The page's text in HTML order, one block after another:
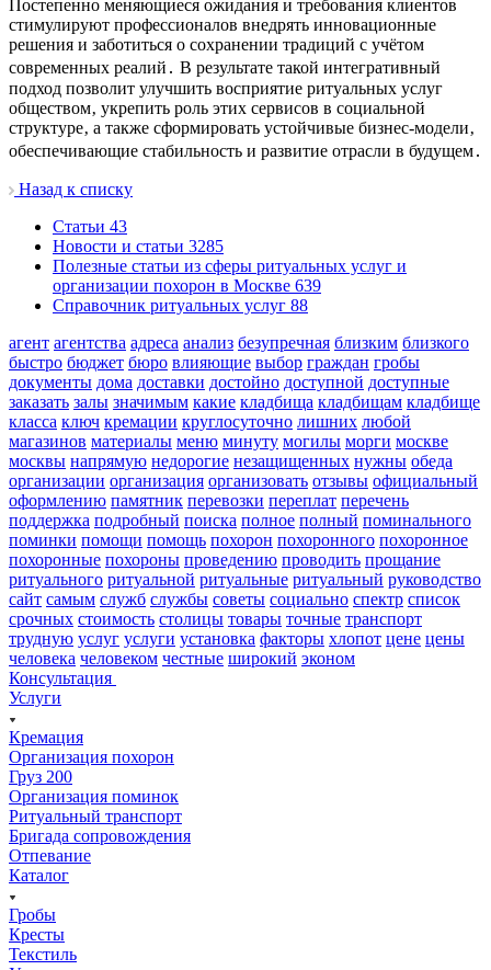
Постепенно меняющиеся ожидания и требования клиентов
стимулируют профессионалов внедрять инновационные
решения и заботиться о сохранении традиций с учётом
современных реалий․ В результате такой интегративный
подход позволит улучшить восприятие ритуальных услуг
обществом‚ укрепить роль этих сервисов в социальной
структуре‚ а также сформировать устойчивые бизнес-модели‚
обеспечивающие стабильность и развитие отрасли в будущем․
Назад к списку
Cтатьи 43
Новости и статьи 3285
Полезные статьи из сферы ритуальных услуг и
организации похорон в Москве 639
Справочник ритуальных услуг 88
агент агентства адреса анализ безупречная близким близкого
быстро бюджет бюро влияющие выбор граждан гробы
документы дома доставки достойно доступной доступные
заказать залы значимым какие кладбища кладбищам кладбище
класса ключ кремации круглосуточно лишних любой
магазинов материалы меню минуту могилы морги москве
москвы напрямую недорогие незащищенных нужны обеда
организации организация организовать отзывы официальный
оформлению памятник перевозки переплат перечень
поддержка подробный поиска полное полный поминального
поминки помощи помощь похорон похоронного похоронное
похоронные похороны проведению проводить прощание
ритуального ритуальной ритуальные ритуальный руководство
сайт самым служб службы советы социально спектр список
срочных стоимость столицы товары точные транспорт
трудную услуг услуги установка факторы хлопот цене цены
человека человеком честные широкий эконом
Консультация
Услуги
Кремация
Организация похорон
Груз 200
Организация поминок
Ритуальный транспорт
Бригада сопровождения
Отпевание
Каталог
Гробы
Кресты
Текстиль